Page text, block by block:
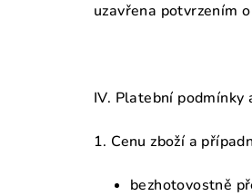
uzavřena potvrzením
IV. Platební podmínky
1. Cenu zboží a
bezhotovostně